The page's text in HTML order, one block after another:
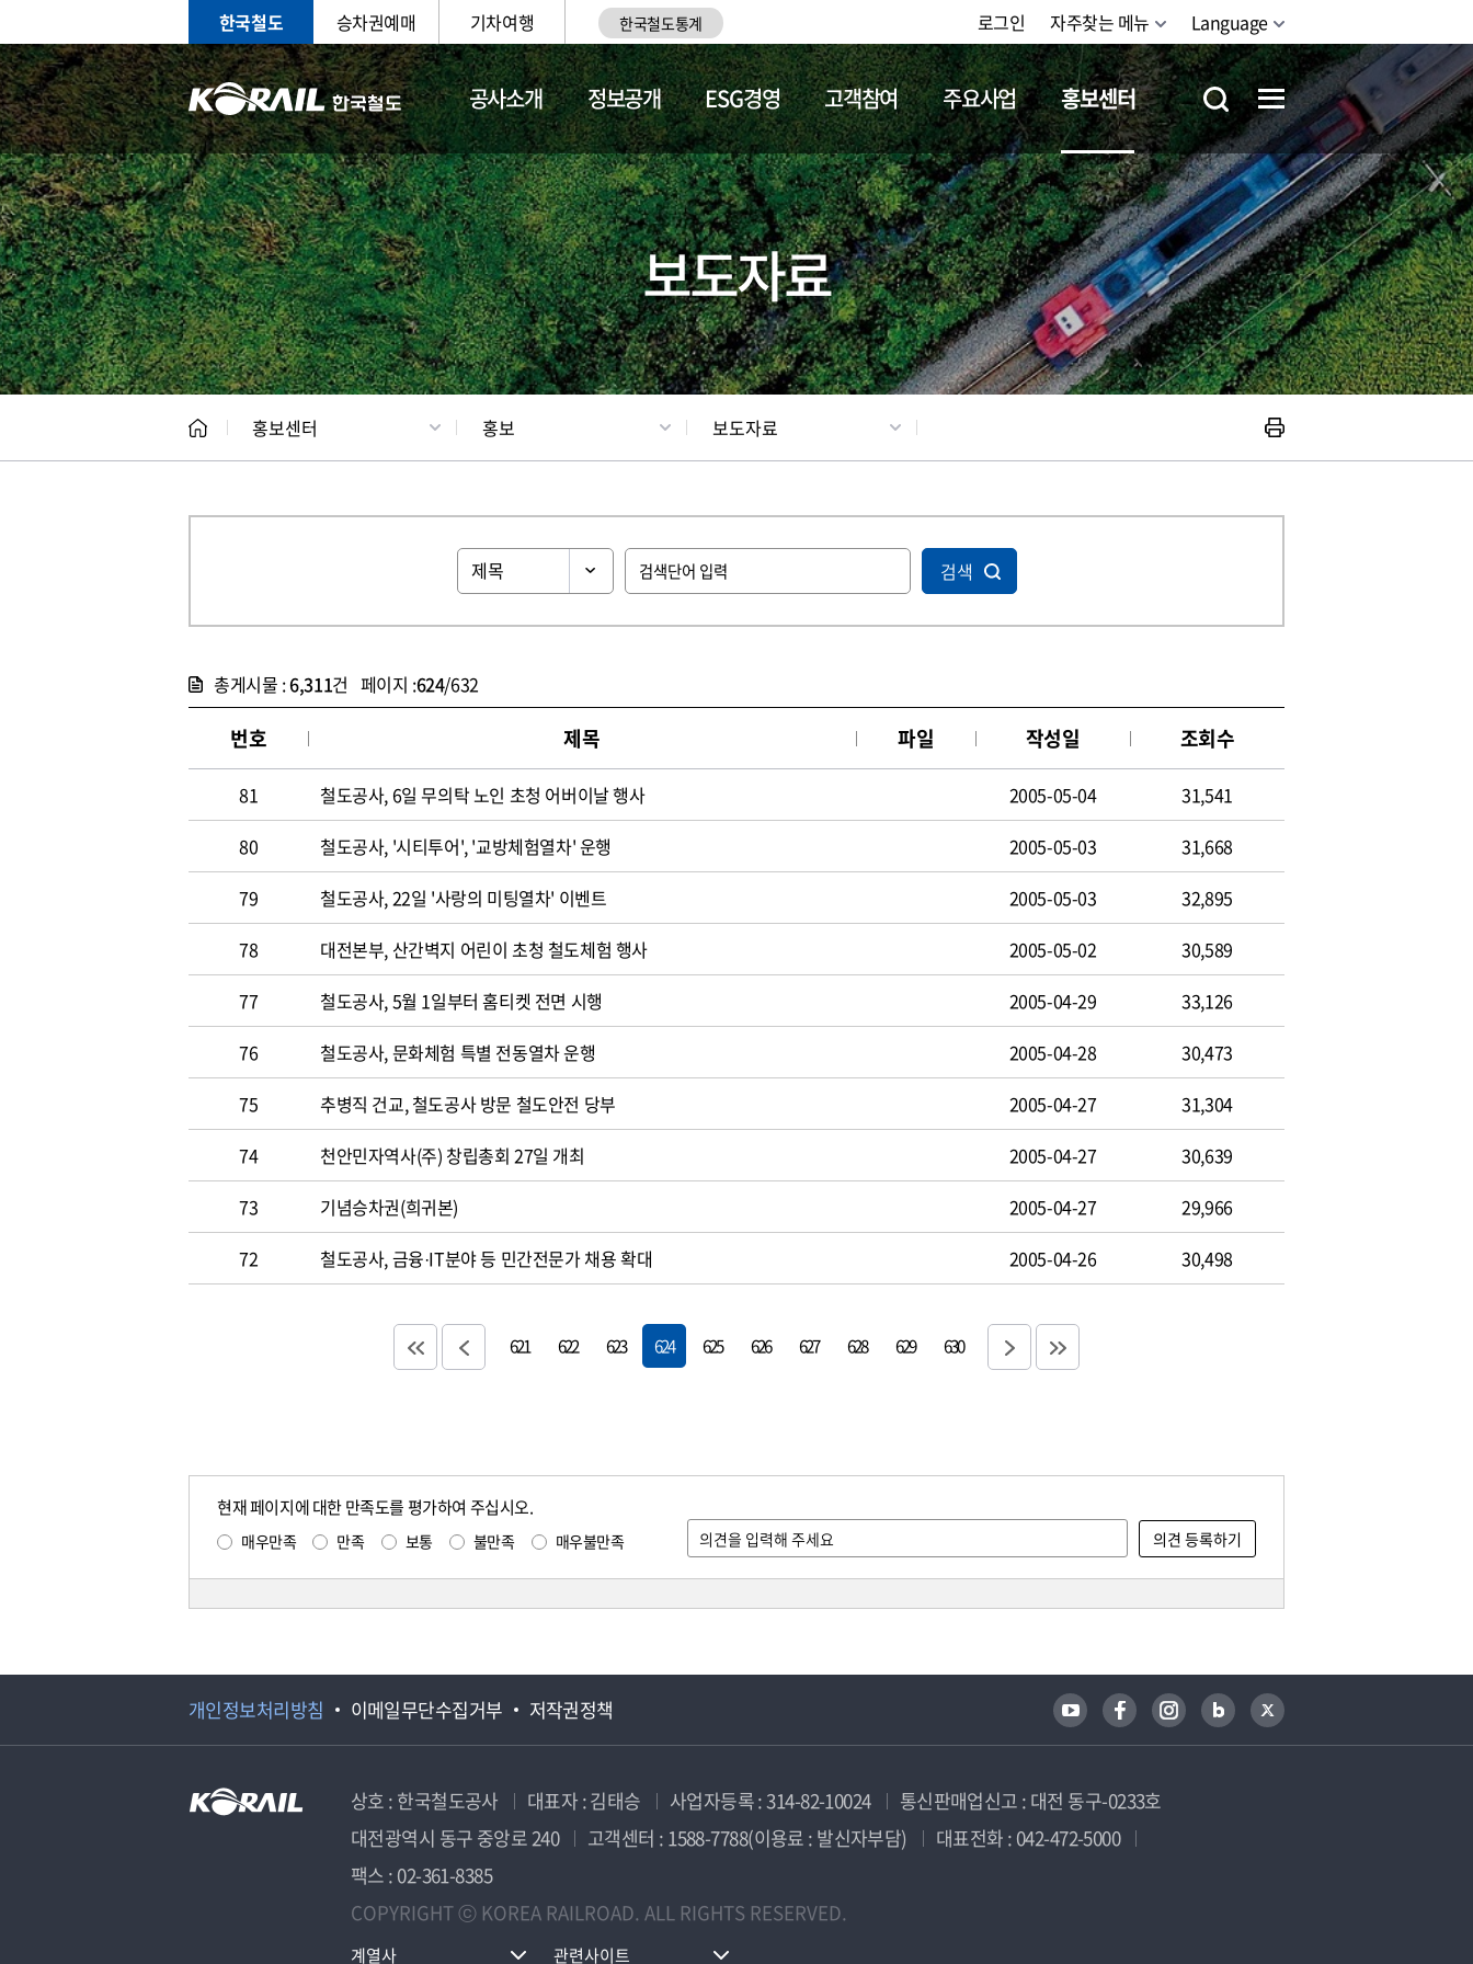
한국철도 승차권예매 기차여행 한국철도통계 로그인 자주찾는 메뉴 Language
공사소개 정보공개 ESG경영 고객참여 주요사업 홍보센터
홍보 문화사업 갤러리 기차소개 철도체험
보도자료
홍보센터 홍보 보도자료
검색
총게시물 :6,311건 페이지 :624/632
번호 제목 파일 작성일 조회수
81 철도공사, 6일 무의탁 노인 초청 어버이날 행사 2005-05-04
31,541
80
철도공사, '시티투어', '교방체험열차' 운행 2005-05-03
31,668
79
철도공사, 22일 '사랑의 미팅열차' 이벤트 2005-05-03
32,895
78
대전본부, 산간벽지 어린이 초청 철도체험 행사 2005-05-02
30,589
77
철도공사, 5월 1일부터 홈티켓 전면 시행 2005-04-29
33,126
76
철도공사, 문화체험 특별 전동열차 운행 2005-04-28
30,473
75
추병직 건교, 철도공사 방문 철도안전 당부 2005-04-27
31,304
74
천안민자역사(주) 창립총회 27일 개최 2005-04-27
30,639
73
기념승차권(희귀본) 2005-04-27
29,966
72
철도공사, 금융·IT분야 등 민간전문가 채용 확대 2005-04-26 30,498
621 622 623 624 625 626 627 628 629 630
현재 페이지에 대한 만족도를 평가하여 주십시오.
매우만족 만족 보통 불만족 매우불만족
개인정보처리방침 이메일무단수집거부 저작권정책
상호 : 한국철도공사 대표자 : 김태승 사업자등록 : 314-82-10024
통신판매업신고 : 대전 동구-0233호
대전광역시 동구 중앙로 240
고객센터 : 1588-7788(이용료 : 발신자부담)
대표전화 : 042-472-5000
팩스 : 02-361-8385
COPYRIGHT ⓒ KOREA RAILROAD. ALL RIGHTS RESERVED.
계열사 관련사이트